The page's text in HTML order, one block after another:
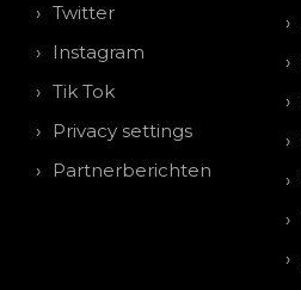
Twitter
Instagram
Tik Tok
Privacy settings
Partnerberichten